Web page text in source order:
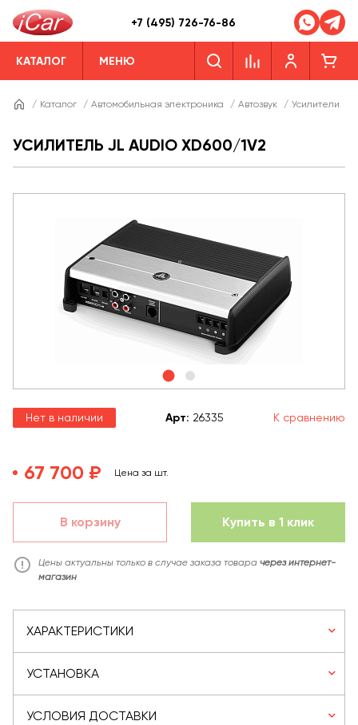
+7 (495) 726-76-86
КАТАЛОГ МЕНЮ
/ Каталог / Автомобильная электроника / Автозвук / Усилители
УСИЛИТЕЛЬ JL AUDIO XD600/1V2
Нет в наличии Арт: 26335 К сравнению
67 700 ₽ Цена за шт.
В корзину Купить в 1 клик
Цены актуальны только в случае заказа товара через интернет-
магазин
ХАРАКТЕРИСТИКИ
УСТАНОВКА
УСЛОВИЯ ДОСТАВКИ